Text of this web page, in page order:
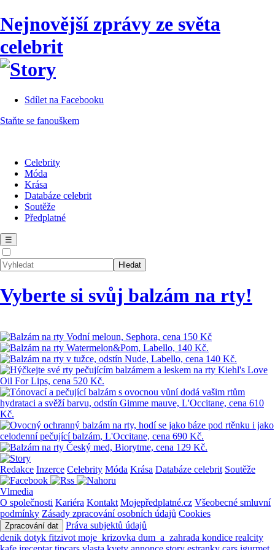
Nejnovější zprávy ze světa
celebrit
Sdílet na Facebooku
Staňte se fanouškem
Celebrity
Móda
Krása
Databáze celebrit
Soutěže
Předplatné
☰
Vyberte si svůj balzám na rty!
Redakce Inzerce Celebrity Móda Krása Databáze celebrit Soutěže
Vlmedia
O společnosti Kariéra Kontakt Mojepředplatné.cz Všeobecné smluvní
podmínky Zásady zpracování osobních údajů Cookies
Zpracování dat
Práva subjektů údajů
denik dotyk fitzivot moje_krizovka dum_a_zahrada kondice realcity